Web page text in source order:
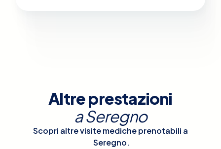
Altre prestazioni
aSeregno
Scopri altre visite mediche prenotabili a
Seregno.